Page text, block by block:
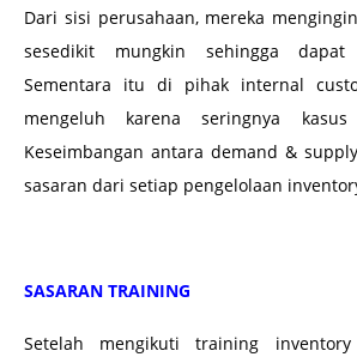
Dari sisi perusahaan, mereka
sesedikit mungkin sehingga dapat
Sementara itu di pihak internal
mengeluh karena seringnya
Keseimbangan antara demand &
sasaran dari setiap pengelolaan
SASARAN TRAINING
Setelah mengikuti training